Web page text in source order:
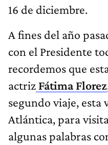
16 de diciembre.
A fines del año
con el Presidente
recordemos que
actriz Fátima Florez
segundo viaje, esta
Atlántica, para
algunas palabras